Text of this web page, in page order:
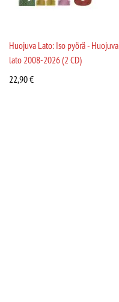
Huojuva Lato: Iso pyörä - Huojuva
lato 2008-2026 (2 CD)
22,90€